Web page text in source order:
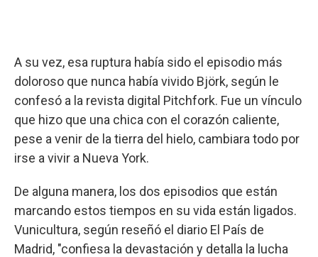
A su vez, esa ruptura había sido el episodio más
doloroso que nunca había vivido Björk, según le
confesó a la revista digital Pitchfork. Fue un vínculo
que hizo que una chica con el corazón caliente,
pese a venir de la tierra del hielo, cambiara todo por
irse a vivir a Nueva York.
De alguna manera, los dos episodios que están
marcando estos tiempos en su vida están ligados.
Vunicultura, según reseñó el diario El País de
Madrid, "confiesa la devastación y detalla la lucha